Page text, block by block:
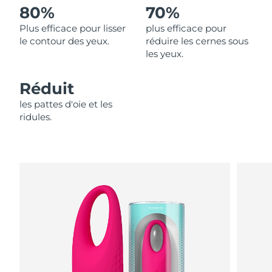
80%
Plus efficace pour lisser
le contour des yeux.
70%
plus efficace pour
réduire les cernes sous
les yeux.
Réduit
les pattes d'oie et les
ridules.
Philippines Livraison estimée8/15/26
Livraison estimée
Portugal
Porto Rico
Livraison estimée
Arabie saoudite Livraison estimée